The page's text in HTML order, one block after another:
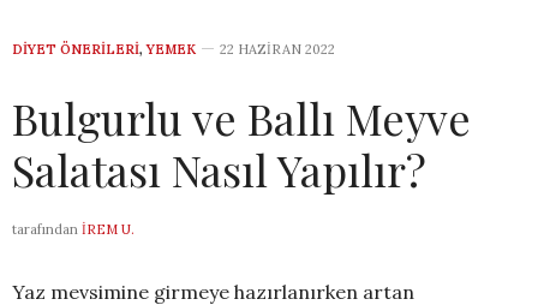
DIYET ÖNERILERI, YEMEK 22 HAZIRAN 2022
Bulgurlu ve Ballı Meyve
Salatası Nasıl Yapılır?
tarafından İREM U.
Yaz mevsimine girmeye hazırlanırken artan